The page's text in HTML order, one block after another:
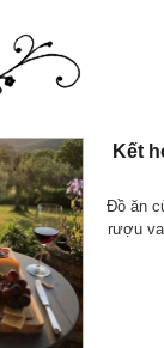
Kết
Đồ ăn
rượu